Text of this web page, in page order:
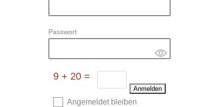
Passwort
9 + 20 =
Angemeldet bleiben